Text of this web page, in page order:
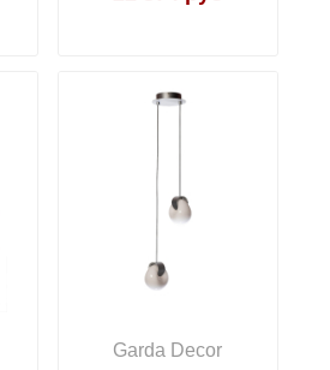
Garda Decor